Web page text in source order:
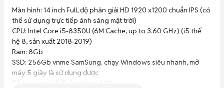
Màn hình: 14 inch Full, độ phân giải HD 1920 x1200 chuẩn IPS (có
thể sử dụng trực tiếp ánh sáng mặt trời)
CPU: Intel Core i5-8350U (6M Cache, up to 3.60 GHz) (i5 thế
hệ 8, sản xuất 2018-2019)
Ram: 8Gb
SSD: 256Gb vnme SamSung. chạy Windows siêu nhanh, mở
máy 5 giây là sử dụng được
Đồ Hoạ: Intel UHD Graphics 620